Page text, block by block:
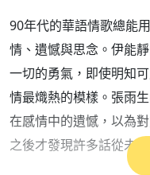
90年代的華語情歌總能
情、遺憾與思念。伊能
一切的勇氣，即使明知
情最熾熱的模樣。張雨
在感情中的遺憾，以為
之後才發現許多話從未真